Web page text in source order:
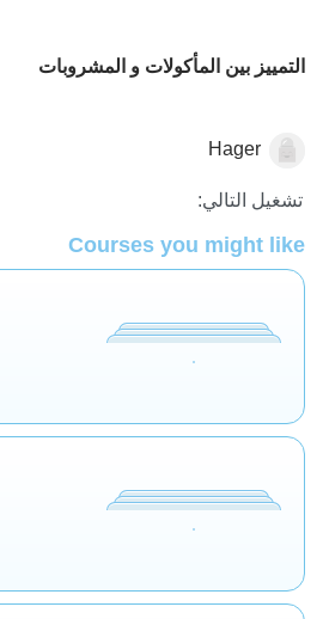
التمييز بين المأكولات و المشروبات
للمرح فقط
Hager
تشغيل التالي:
Courses you might like